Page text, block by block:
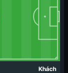
Khách